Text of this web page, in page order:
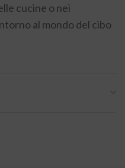
cucine o nei
al mondo del cibo